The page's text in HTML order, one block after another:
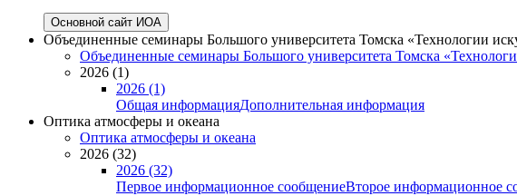
Основной сайт ИОА
Объединенные семинары Большого университета Томска «Технологии
Объединенные семинары Большого университета Томска
2026 (1)
2026 (1)
Общая информацияДополнительная информация
Оптика атмосферы и океана
Оптика атмосферы и океана
2026 (32)
2026 (32)
Первое информационное сообщениеВторое информационное